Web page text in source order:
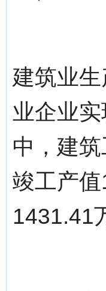
建筑业
业企业
中，建
竣工产
1431.41